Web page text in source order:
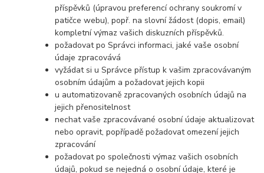
příspěvků (úpravou preferencí ochrany soukromí v
patičce webu), popř. na slovní žádost (dopis, email)
kompletní výmaz vašich diskuzních příspěvků.
požadovat po Správci informaci, jaké vaše osobní
údaje zpracovává
vyžádat si u Správce přístup k vašim zpracovávaným
osobním údajům a požadovat jejich kopii
u automatizovaně zpracovaných osobních údajů na
jejich přenositelnost
nechat vaše zpracovávané osobní údaje aktualizovat
nebo opravit, popřípadě požadovat omezení jejich
zpracování
požadovat po společnosti výmaz vašich osobních
údajů, pokud se nejedná o osobní údaje, které je